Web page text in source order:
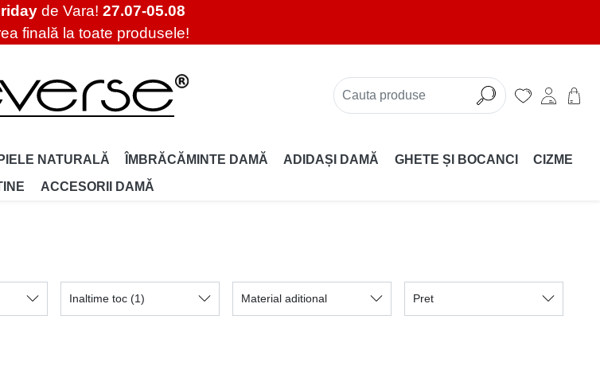
de Vara! 27.07-05.08
finală la toate produsele!
PIELE NATURALĂ ÎMBRĂCĂMINTE DAMĂ ADIDAȘI DAMĂ GHETE ȘI BOCANCI
CIZME
ACCESORII DAMǍ
Inaltime toc (1) Material aditional Pret